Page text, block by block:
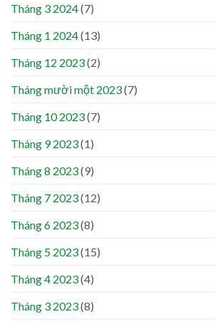
Tháng 3 2024(7)
Tháng 1 2024(13)
Tháng 12 2023(2)
Tháng mười một 2023(7)
Tháng 10 2023(7)
Tháng 9 2023(1)
Tháng 8 2023(9)
Tháng 7 2023(12)
Tháng 6 2023(8)
Tháng 5 2023(15)
Tháng 4 2023(4)
Tháng 3 2023(8)